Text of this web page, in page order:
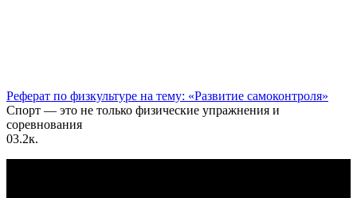
Реферат по физкультуре на тему: «Развитие самоконтроля»
Спорт — это не только физические упражнения и
соревнования
03.2к.